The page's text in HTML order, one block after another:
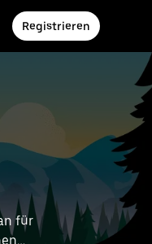
Registrieren
für